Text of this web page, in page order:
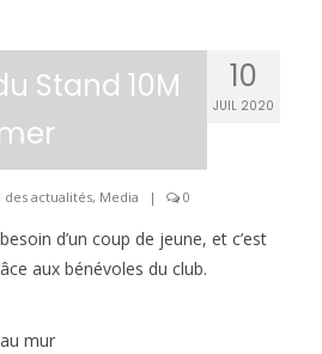
10
JUIL 2020
Stand 10M
des actualités, Media | 0
d’un coup de jeune, et c’est
aux bénévoles du club.
mur